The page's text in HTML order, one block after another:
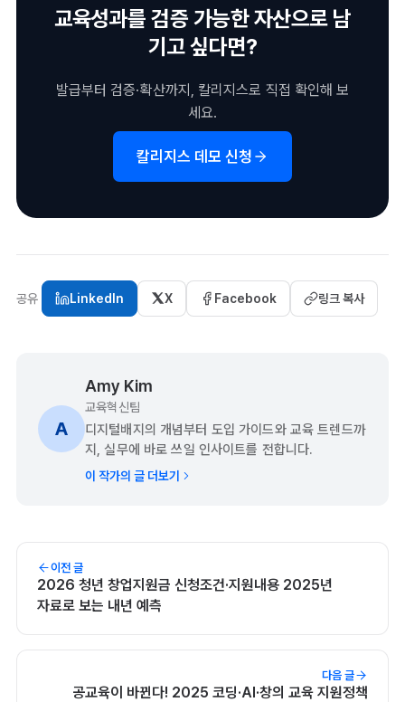
교육성과를 검증 가능한 자산으로 남
기고 싶다면?
발급부터 검증·확산까지, 칼리지스로 직접 확인해 보
세요.
칼리지스 데모 신청
공유 LinkedIn X Facebook 링크 복사
A
Amy Kim
교육혁신팀
디지털배지의 개념부터 도입 가이드와 교육 트렌드까
지, 실무에 바로 쓰일 인사이트를 전합니다.
이 작가의 글 더보기
이전 글
2026 청년 창업지원금 신청조건·지원내용 2025년
자료로 보는 내년 예측
다음 글
공교육이 바뀐다! 2025 코딩·AI·창의 교육 지원정책